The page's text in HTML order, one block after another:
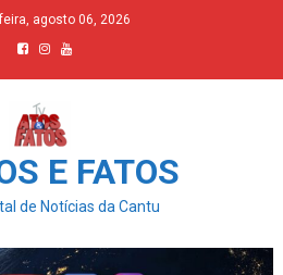
agosto 06, 2026
E FATOS
de Notícias da Cantu